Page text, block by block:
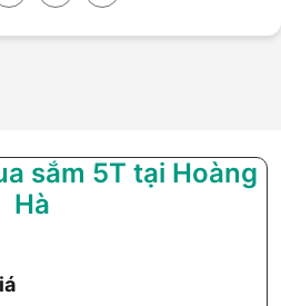
sắm 5T tại Hoàng
Hà